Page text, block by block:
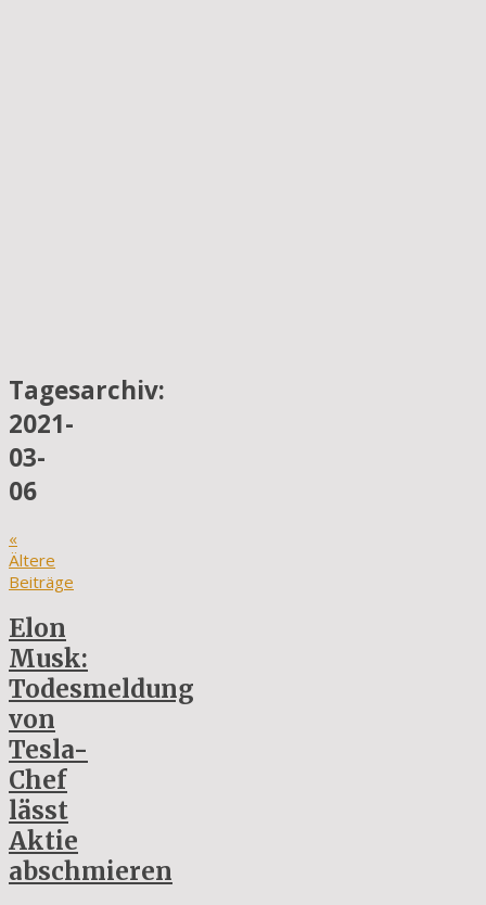
Tagesarchiv:
2021-
03-
06
«
Ältere
Beiträge
Elon
Musk:
Todesmeldung
von
Tesla-
Chef
lässt
Aktie
abschmieren